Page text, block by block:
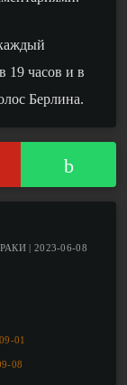
19 часов и в
Берлина.
| 2023-06-08
01
08